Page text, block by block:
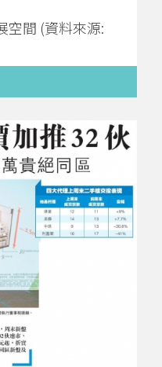
空間 (資料來源: